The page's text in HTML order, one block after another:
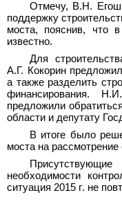
Отмечу, В.Н.
поддержку
моста, пояснив, что
известно.
Для
А.Г. Кокорин
а также разделить
финансирования.
предложили
области и депутату
В итоге было
моста на
необходимости
ситуация 2015 г. не